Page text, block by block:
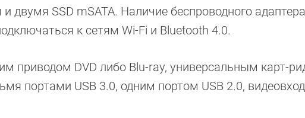
SSD mSATA. Наличие беспроводного
к сетям Wi-Fi и Bluetooth 4.0.
приводом DVD либо Blu-ray, универсальным карт-
портами USB 3.0, одним портом USB 2.0,